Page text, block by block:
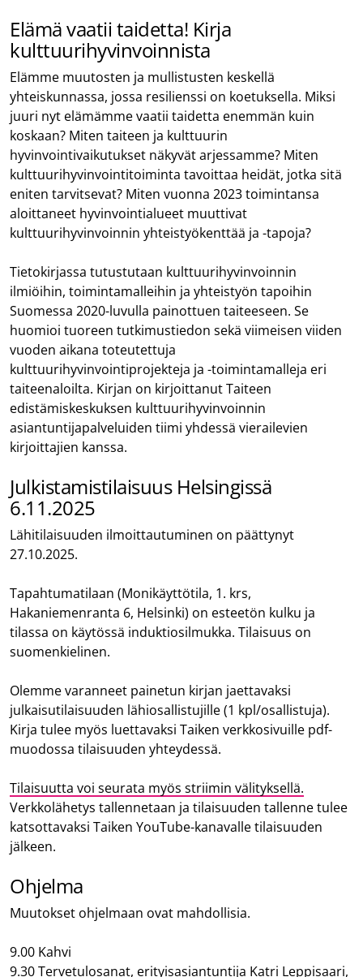
Elämä vaatii taidetta! Kirja
kulttuurihyvinvoinnista
Elämme muutosten ja mullistusten keskellä
yhteiskunnassa, jossa resilienssi on koetuksella. Miksi
juuri nyt elämämme vaatii taidetta enemmän kuin
koskaan? Miten taiteen ja kulttuurin
hyvinvointivaikutukset näkyvät arjessamme? Miten
kulttuurihyvinvointitoiminta tavoittaa heidät, jotka sitä
eniten tarvitsevat? Miten vuonna 2023 toimintansa
aloittaneet hyvinvointialueet muuttivat
kulttuurihyvinvoinnin yhteistyökenttää ja -tapoja?
Tietokirjassa tutustutaan kulttuurihyvinvoinnin
ilmiöihin, toimintamalleihin ja yhteistyön tapoihin
Suomessa 2020-luvulla painottuen taiteeseen. Se
huomioi tuoreen tutkimustiedon sekä viimeisen viiden
vuoden aikana toteutettuja
kulttuurihyvinvointiprojekteja ja -toimintamalleja eri
taiteenaloilta. Kirjan on kirjoittanut Taiteen
edistämiskeskuksen kulttuurihyvinvoinnin
asiantuntijapalveluiden tiimi yhdessä vierailevien
kirjoittajien kanssa.
Julkistamistilaisuus Helsingissä
6.11.2025
Lähitilaisuuden ilmoittautuminen on päättynyt
27.10.2025.
Tapahtumatilaan (Monikäyttötila, 1. krs,
Hakaniemenranta 6, Helsinki) on esteetön kulku ja
tilassa on käytössä induktiosilmukka. Tilaisuus on
suomenkielinen.
Olemme varanneet painetun kirjan jaettavaksi
julkaisutilaisuuden lähiosallistujille (1 kpl/osallistuja).
Kirja tulee myös luettavaksi Taiken verkkosivuille pdf-
muodossa tilaisuuden yhteydessä.
Tilaisuutta voi seurata myös striimin välityksellä.
Verkkolähetys tallennetaan ja tilaisuuden tallenne tulee
katsottavaksi Taiken YouTube-kanavalle tilaisuuden
jälkeen.
Ohjelma
Muutokset ohjelmaan ovat mahdollisia.
9.00 Kahvi
9.30 Tervetulosanat, erityisasiantuntija Katri Leppisaari,